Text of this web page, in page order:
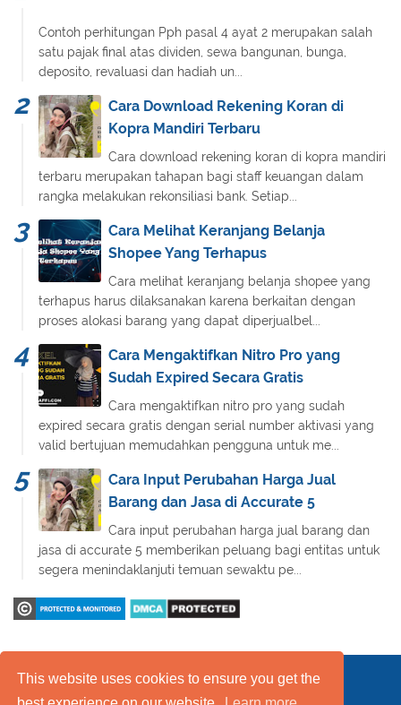
This website uses cookies to ensure you get the
Contoh perhitungan Pph pasal 4 ayat 2 merupakan salah
satu pajak final atas dividen, sewa bangunan, bunga,
deposito, revaluasi dan hadiah un...
Cara Download Rekening Koran di
Kopra Mandiri Terbaru
Cara download rekening koran di kopra mandiri
terbaru merupakan tahapan bagi staff keuangan dalam
rangka melakukan rekonsiliasi bank. Setiap...
Cara Melihat Keranjang Belanja
Shopee Yang Terhapus
Cara melihat keranjang belanja shopee yang
terhapus harus dilaksanakan karena berkaitan dengan
proses alokasi barang yang dapat diperjualbel...
Cara Mengaktifkan Nitro Pro yang
Sudah Expired Secara Gratis
Cara mengaktifkan nitro pro yang sudah
expired secara gratis dengan serial number aktivasi yang
valid bertujuan memudahkan pengguna untuk me...
Cara Input Perubahan Harga Jual
Barang dan Jasa di Accurate 5
Cara input perubahan harga jual barang dan
jasa di accurate 5 memberikan peluang bagi entitas untuk
segera menindaklanjuti temuan sewaktu pe...
Kebijakan Layanan